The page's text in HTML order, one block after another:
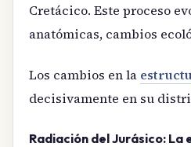
Cretácico. Este proceso
anatómicas, cambios
Los cambios en la
decisivamente en su
Radiación del Jurásico: La